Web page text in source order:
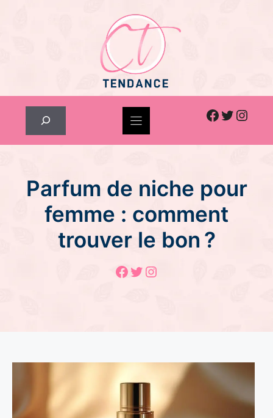
Facebook
Twitter
Parfum de niche pour
femme : comment
trouver le bon ?
Facebook
Twitter
Instagram